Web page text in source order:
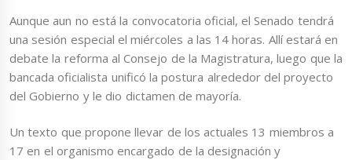
Aunque aun no está la convocatoria oficial, el Senado tendrá
una sesión especial el miércoles a las 14 horas. Allí estará en
debate la reforma al Consejo de la Magistratura, luego que la
bancada oficialista unificó la postura alrededor del proyecto
del Gobierno y le dio dictamen de mayoría.
Un texto que propone llevar de los actuales 13 miembros a
17 en el organismo encargado de la designación y